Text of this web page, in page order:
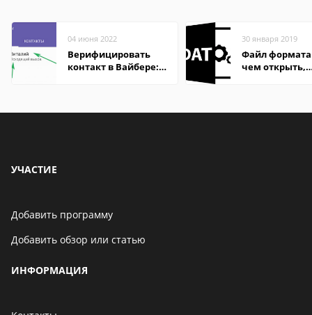
04 июня 2022
Верифицировать
контакт в Вайбере:
30 января 2019
Файл формата
чем открыть,
УЧАСТИЕ
Добавить программу
Добавить обзор или статью
ИНФОРМАЦИЯ